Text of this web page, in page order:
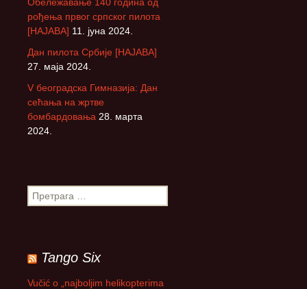
рођења првог српског пилота
[НАЈАВА] 11. јуна 2024.
Дан пилота Србије [НАЈАВА]
27. маја 2024.
V београдска Гимназија: Дан
сећања на жртве
бомбардовања 28. марта
2024.
П
р
а
г
Tango Six
Vučić o „najboljim helikopterima